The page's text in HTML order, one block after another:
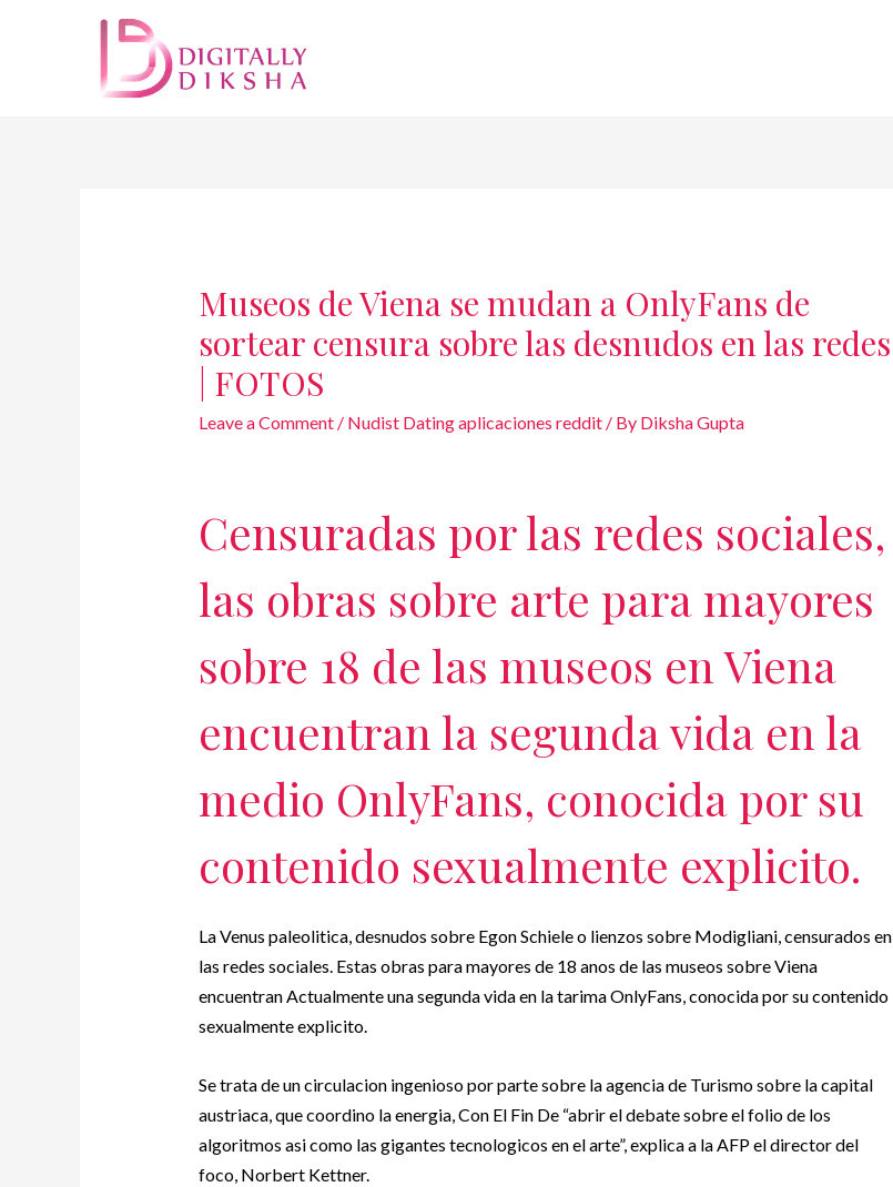
Museos de Viena se mudan a OnlyFans de
sortear censura sobre las desnudos en las redes
| FOTOS
Leave a Comment / Nudist Dating aplicaciones reddit/ By Diksha Gupta
Censuradas por las redes sociales,
las obras sobre arte para mayores
sobre 18 de las museos en Viena
encuentran la segunda vida en la
medio OnlyFans, conocida por su
contenido sexualmente explicito.
La Venus paleolitica, desnudos sobre Egon Schiele o lienzos sobre Modigliani, censurados en
las redes sociales. Estas obras para mayores de 18 anos de las museos sobre Viena
encuentran Actualmente una segunda vida en la tarima OnlyFans, conocida por su contenido
sexualmente explicito.
Se trata de un circulacion ingenioso por parte sobre la agencia de Turismo sobre la capital
austriaca, que coordino la energia, Con El Fin De “abrir el debate sobre el folio de los
algoritmos asi­ como las gigantes tecnologicos en el arte”, explica a la AFP el director del
foco, Norbert Kettner.